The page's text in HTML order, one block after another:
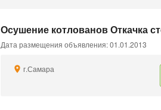
Осушение котлованов Откачка
Дата размещения объявления: 01.01.2013
г.Самара